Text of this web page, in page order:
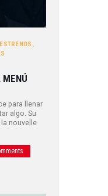
ESTRENOS ,
MENÚ
para llenar
algo. Su
nouvelle